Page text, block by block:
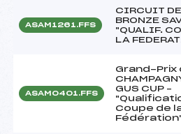
ASAM1261.FFS
CIRCUIT DE
BRONZE
"QUALIF.
LA
ASAM0401.FFS
Grand-Prix
GUS CUP –
Coupe de